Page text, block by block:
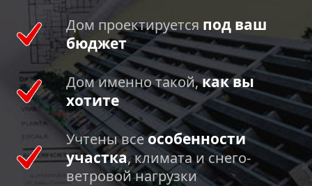
Дом проектируется под ваш
бюджет
Дом именно такой,как вы
хотите
Учтены всеособенности
участка, климата и снего-
ветровой нагрузки